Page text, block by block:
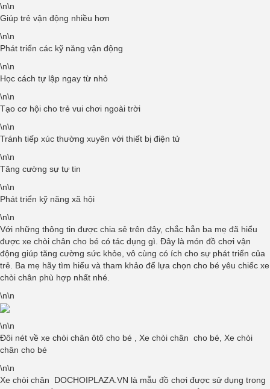
\n\n
Giúp trẻ vận động nhiều hơn
\n\n
Phát triển các kỹ năng vận động
\n\n
Học cách tự lập ngay từ nhỏ
\n\n
Tạo cơ hội cho trẻ vui chơi ngoài trời
\n\n
Tránh tiếp xúc thường xuyên với thiết bị điện tử
\n\n
Tăng cường sự tự tin
\n\n
Phát triển kỹ năng xã hội
\n\n
Với những thông tin được chia sẻ trên đây, chắc hẳn ba mẹ đã hiểu
được xe chòi chân cho bé có tác dụng gì. Đây là món đồ chơi vận
động giúp tăng cường sức khỏe, vô cùng có ích cho sự phát triển của
trẻ. Ba mẹ hãy tìm hiểu và tham khảo để lựa chọn cho bé yêu chiếc xe
chòi chân phù hợp nhất nhé.
\n\n
\n\n
Đôi nét về xe chòi chân ôtô cho bé , Xe chòi chân cho bé, Xe chòi
chân cho bé
\n\n
Xe chòi chân DOCHOIPLAZA.VN là mẫu đồ chơi được sử dụng trong